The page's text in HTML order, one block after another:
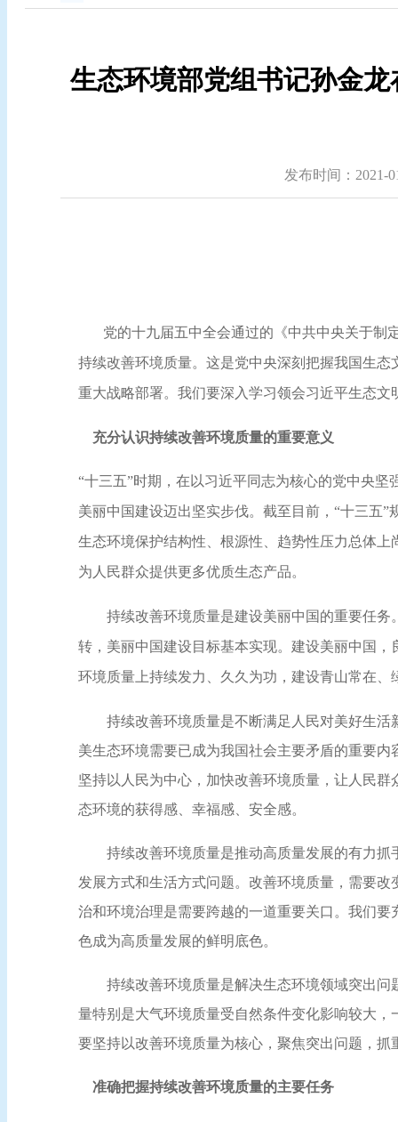
生态环境部党组书记孙金
发布时间：2021-
党的十九届五中全会通过的《中共中央关于制
持续改善环境质量。这是党中央深刻把握我国生
重大战略部署。我们要深入学习领会习近平生态
充分认识持续改善环境质量的重要意义
“十三五”时期，在以习近平同志为核心的党中央
美丽中国建设迈出坚实步伐。截至目前，“十三五
生态环境保护结构性、根源性、趋势性压力总体
为人民群众提供更多优质生态产品。
持续改善环境质量是建设美丽中国的重要任务
转，美丽中国建设目标基本实现。建设美丽中国
环境质量上持续发力、久久为功，建设青山常在
持续改善环境质量是不断满足人民对美好生活
美生态环境需要已成为我国社会主要矛盾的重要
坚持以人民为中心，加快改善环境质量，让人民
态环境的获得感、幸福感、安全感。
持续改善环境质量是推动高质量发展的有力抓
发展方式和生活方式问题。改善环境质量，需要
治和环境治理是需要跨越的一道重要关口。我们
色成为高质量发展的鲜明底色。
持续改善环境质量是解决生态环境领域突出问
量特别是大气环境质量受自然条件变化影响较大
要坚持以改善环境质量为核心，聚焦突出问题，
准确把握持续改善环境质量的主要任务